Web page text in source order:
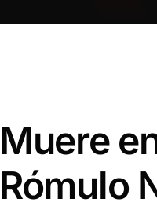
Muere
Rómulo